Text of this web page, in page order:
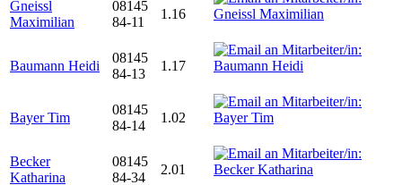
Gneissl
Maximilian
08145
84-11
1.16
Baumann Heidi
08145
84-13
1.17
Bayer Tim
08145
84-14
1.02
Becker
Katharina
08145
84-34
2.01